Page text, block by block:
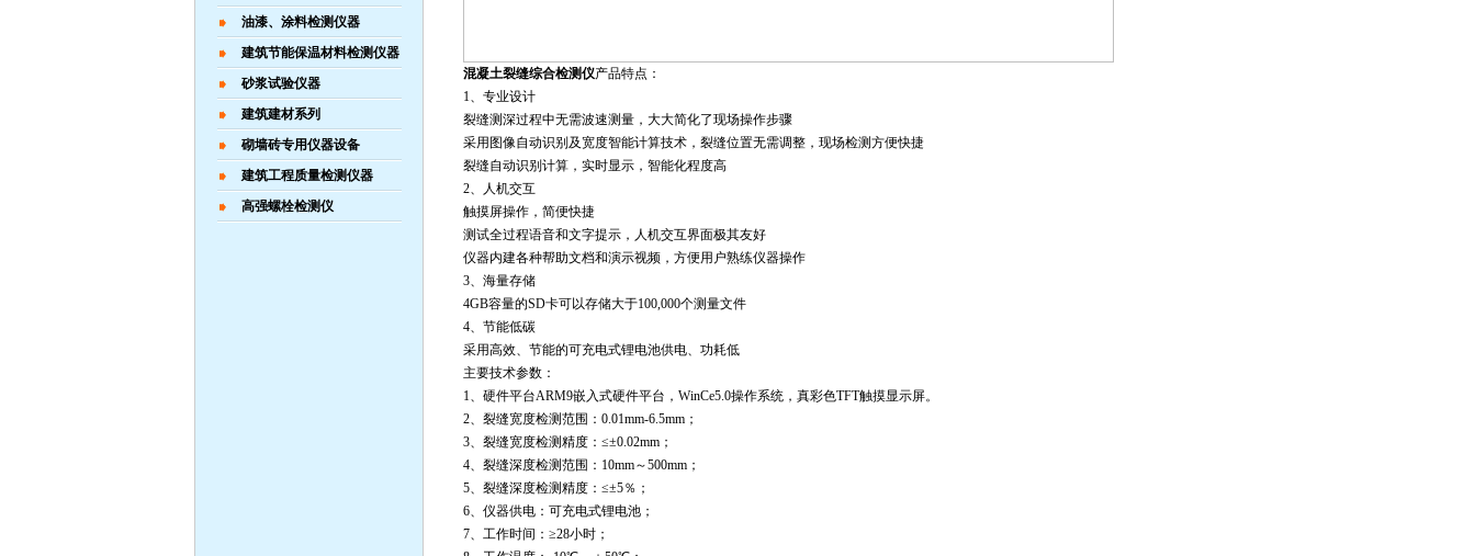
油漆、涂料检测仪器
建筑节能保温材料检测仪器
砂浆试验仪器
建筑建材系列
砌墙砖专用仪器设备
建筑工程质量检测仪器
高强螺栓检测仪
混凝土裂缝综合检测仪产品特点：
1、专业设计
裂缝测深过程中无需波速测量，大大简化了现场操作步骤
采用图像自动识别及宽度智能计算技术，裂缝位置无需调整，现场检测方便快捷
裂缝自动识别计算，实时显示，智能化程度高
2、人机交互
触摸屏操作，简便快捷
测试全过程语音和文字提示，人机交互界面极其友好
仪器内建各种帮助文档和演示视频，方便用户熟练仪器操作
3、海量存储
4GB容量的SD卡可以存储大于100,000个测量文件
4、节能低碳
采用高效、节能的可充电式锂电池供电、功耗低
主要技术参数：
1、硬件平台ARM9嵌入式硬件平台，WinCe5.0操作系统，真彩色TFT触摸显示屏。
2、裂缝宽度检测范围：0.01mm-6.5mm；
3、裂缝宽度检测精度：≤±0.02mm；
4、裂缝深度检测范围：10mm～500mm；
5、裂缝深度检测精度：≤±5％；
6、仪器供电：可充电式锂电池；
7、工作时间：≥28小时；